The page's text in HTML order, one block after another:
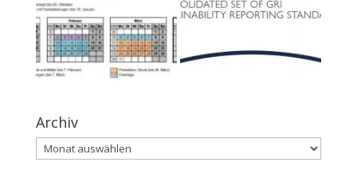
Archiv
Archiv